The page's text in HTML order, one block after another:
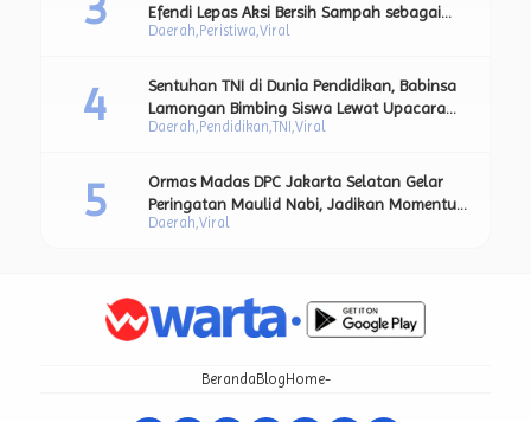
Daerah Peristiwa Viral
Efendi Lepas Aksi Bersih Sampah sebagai
Bagian dari Upaya Strategis Pengurangan
Daerah Pendidikan TNI Viral
Sentuhan TNI di Dunia Pendidikan, Babinsa
Lamongan Bimbing Siswa Lewat Upacara
Bendera dan Pesan Moral Kebangsaan.
Daerah Viral
Ormas Madas DPC Jakarta Selatan Gelar
Peringatan Maulid Nabi, Jadikan Momentum
Teladani Akhlak Rasulullah SAW
BerandaBlogHome-